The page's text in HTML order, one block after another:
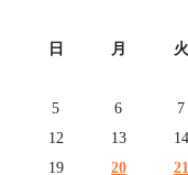
日 月 火
5
6 7
12
13 14
19
20 21